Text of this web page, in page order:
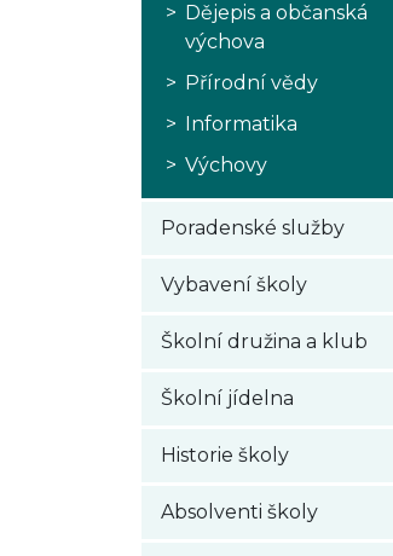
Dějepis a občanská
výchova
Přírodní vědy
Informatika
Výchovy
Poradenské služby
Vybavení školy
Školní družina a klub
Školní jídelna
Historie školy
Absolventi školy